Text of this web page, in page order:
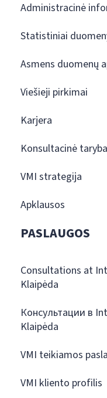
Administracinė
Statistiniai
Asmens duomenų
Viešieji pirkimai
Karjera
Konsultacinė taryba
VMI strategija
Apklausos
PASLAUGOS
Consultations at
Klaipėda
Консультации в
Klaipėda
VMI teikiamos
VMI kliento profilis